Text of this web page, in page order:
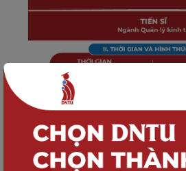
TUYỂN SINH
Tiến sĩ Trường Đại học
Đồng Nai